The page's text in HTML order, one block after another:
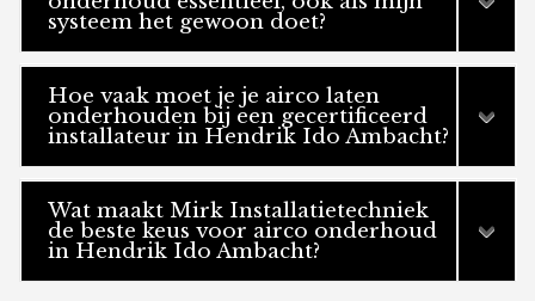
systeem het gewoon doet?
Hoe vaak moet je je airco laten
onderhouden bij een gecertificeerd
installateur in Hendrik Ido Ambacht?
Wat maakt Mirk Installatietechniek
de beste keus voor airco onderhoud
in Hendrik Ido Ambacht?